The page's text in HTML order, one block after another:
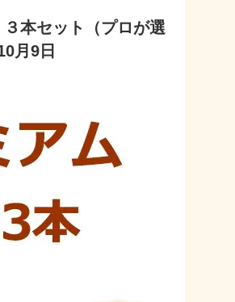
本セット（プロが選
月9日